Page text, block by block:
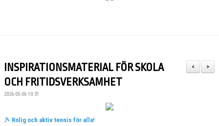
BILDGALLERI
DOKUMENT
VÅRA LAG
>
<
INSPIRATIONSMATERIAL FÖR SKOLA
OCH FRITIDSVERKSAMHET
2026-05-06 10:31
🎾 Rolig och aktiv tennis för alla!